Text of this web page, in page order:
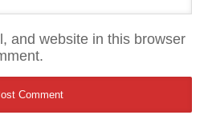
and website in this browser